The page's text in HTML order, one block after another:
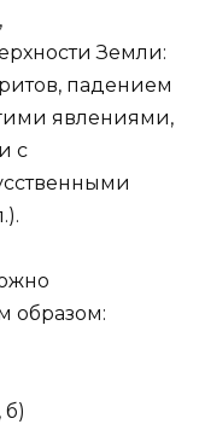
Земли:
падением
явлениями,
с
образом:
б)